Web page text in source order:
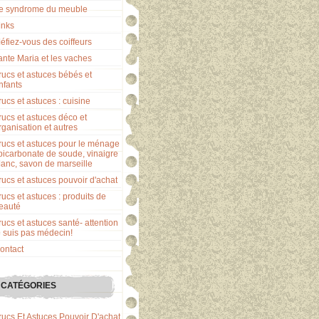
syndrome du meuble
vous des coiffeurs
Maria et les vaches
et astuces bébés et
et astuces : cuisine
et astuces déco et
et autres
et astuces pour le ménage
de soude, vinaigre
savon de marseille
et astuces pouvoir d'achat
et astuces : produits de
et astuces santé- attention
suis pas médecin!
CATÉGORIES
Et Astuces Pouvoir D'achat